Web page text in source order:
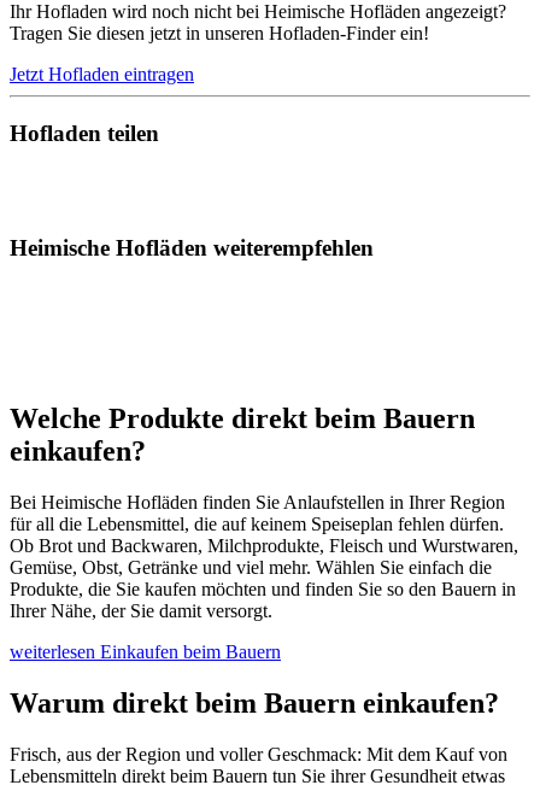
Ihr Hofladen wird noch nicht bei Heimische Hofläden angezeigt?
Tragen Sie diesen jetzt in unseren Hofladen-Finder ein!
Jetzt Hofladen eintragen
Hofladen teilen
Heimische Hofläden weiterempfehlen
Welche Produkte direkt beim Bauern
einkaufen?
Bei Heimische Hofläden finden Sie Anlaufstellen in Ihrer Region
für all die Lebensmittel, die auf keinem Speiseplan fehlen dürfen.
Ob Brot und Backwaren, Milchprodukte, Fleisch und Wurstwaren,
Gemüse, Obst, Getränke und viel mehr. Wählen Sie einfach die
Produkte, die Sie kaufen möchten und finden Sie so den Bauern in
Ihrer Nähe, der Sie damit versorgt.
weiterlesen Einkaufen beim Bauern
Warum direkt beim Bauern einkaufen?
Frisch, aus der Region und voller Geschmack: Mit dem Kauf von
Lebensmitteln direkt beim Bauern tun Sie ihrer Gesundheit etwas